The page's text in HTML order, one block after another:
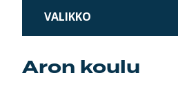
VALIKKO
Aron koulu